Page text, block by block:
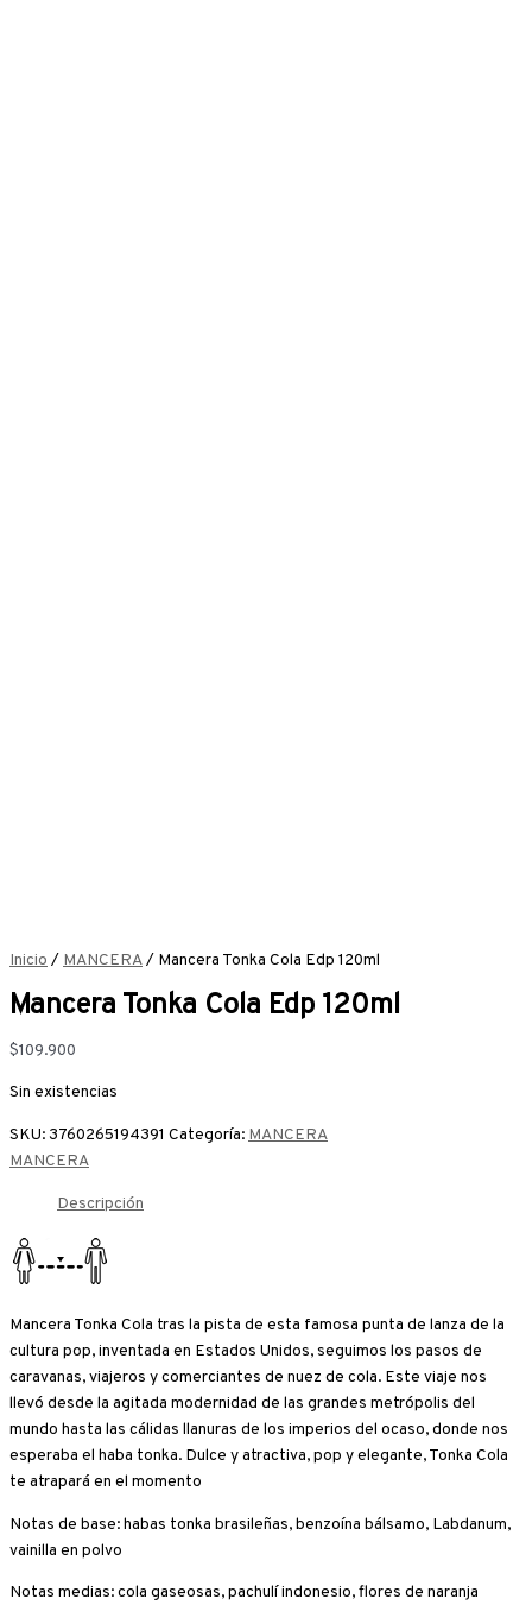
Inicio / MANCERA/ Mancera Tonka Cola Edp 120ml
Mancera Tonka Cola Edp 120ml
$109.900
Sin existencias
SKU:3760265194391 Categoría: MANCERA
MANCERA
Descripción
Mancera Tonka Cola tras la pista de esta famosa punta de lanza de la
cultura pop, inventada en Estados Unidos, seguimos los pasos de
caravanas, viajeros y comerciantes de nuez de cola. Este viaje nos
llevó desde la agitada modernidad de las grandes metrópolis del
mundo hasta las cálidas llanuras de los imperios del ocaso, donde nos
esperaba el haba tonka. Dulce y atractiva, pop y elegante, Tonka Cola
te atrapará en el momento
Notas de base: habas tonka brasileñas, benzoína bálsamo, Labdanum,
vainilla en polvo
Notas medias: cola gaseosas, pachulí indonesio, flores de naranja